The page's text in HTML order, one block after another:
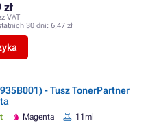
VAT
30 dni: 6,47 zł
- Tusz TonerPartner
Magenta
11ml